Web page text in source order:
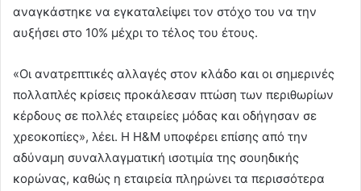
αναγκάστηκε να εγκαταλείψει τον στόχο του να την
αυξήσει στο 10% μέχρι το τέλος του έτους.
«Οι ανατρεπτικές αλλαγές στον κλάδο και οι σημερινές
πολλαπλές κρίσεις προκάλεσαν πτώση των περιθωρίων
κέρδους σε πολλές εταιρείες μόδας και οδήγησαν σε
χρεοκοπίες», λέει. Η H&M υποφέρει επίσης από την
αδύναμη συναλλαγματική ισοτιμία της σουηδικής
κορώνας, καθώς η εταιρεία πληρώνει τα περισσότερα